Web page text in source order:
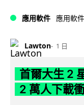
應用軟件 應用軟件
Lawton 1 日
首爾大生 2
2 萬人下載